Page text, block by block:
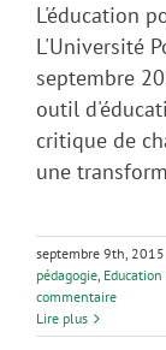
L'éducation
L'Université
septembre
outil
critique de
une
septembre 9th, 2015
pédagogie, Education
commentaire
Lire plus